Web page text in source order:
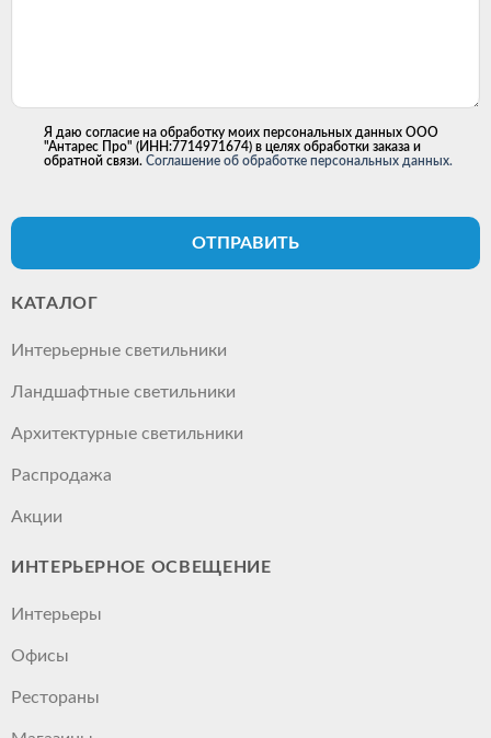
Я даю согласие на обработку моих персональных данных ООО
"Антарес Про" (ИНН:7714971674) в целях обработки заказа и
обратной связи. Соглашение об обработке персональных данных.
ОТПРАВИТЬ
КАТАЛОГ
Интерьерные светильники
Ландшафтные светильники
Архитектурные светильники
Распродажа
Акции
ИНТЕРЬЕРНОЕ ОСВЕЩЕНИЕ
Интерьеры
Офисы
Рестораны